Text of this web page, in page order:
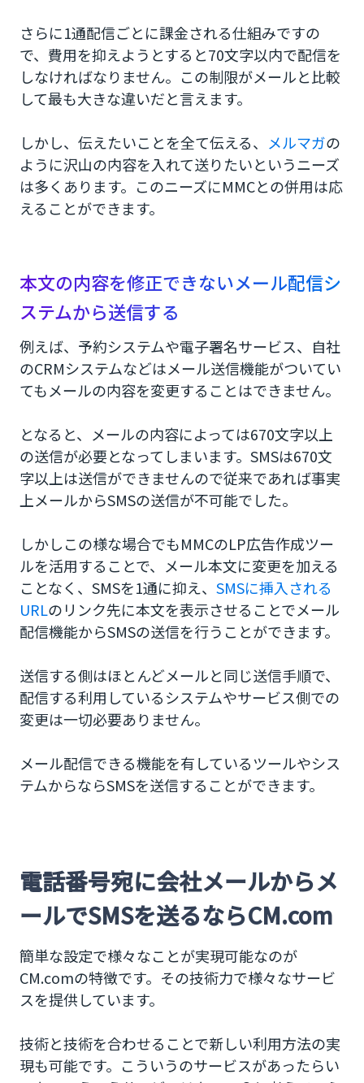
さらに1通配信ごとに課金される仕組みですの
で、費用を抑えようとすると70文字以内で配信を
しなければなりません。この制限がメールと比較
して最も大きな違いだと言えます。
しかし、伝えたいことを全て伝える、 メルマガの
ように沢山の内容を入れて送りたいというニーズ
は多くあります。このニーズにMMCとの併用は応
えることができます。
本文の内容を修正できないメール配信シ
ステムから送信する
例えば、予約システムや電子署名サービス、自社
のCRMシステムなどはメール送信機能がついてい
てもメールの内容を変更することはできません。
となると、メールの内容によっては670文字以上
の送信が必要となってしまいます。SMSは670文
字以上は送信ができませんので従来であれば事実
上メールからSMSの送信が不可能でした。
しかしこの様な場合でもMMCのLP広告作成ツー
ルを活用することで、メール本文に変更を加える
ことなく、SMSを1通に抑え、 SMSに挿入される
URLのリンク先に本文を表示させることでメール
配信機能からSMSの送信を行うことができます。
送信する側はほとんどメールと同じ送信手順で、
配信する利用しているシステムやサービス側での
変更は一切必要ありません。
メール配信できる機能を有しているツールやシス
テムからならSMSを送信することができます。
電話番号宛に会社メールからメ
ールでSMSを送るならCM.com
簡単な設定で様々なことが実現可能なのが
CM.comの特徴です。その技術力で様々なサービ
スを提供しています。
技術と技術を合わせることで新しい利用方法の実
現も可能です。こういうのサービスがあったらい